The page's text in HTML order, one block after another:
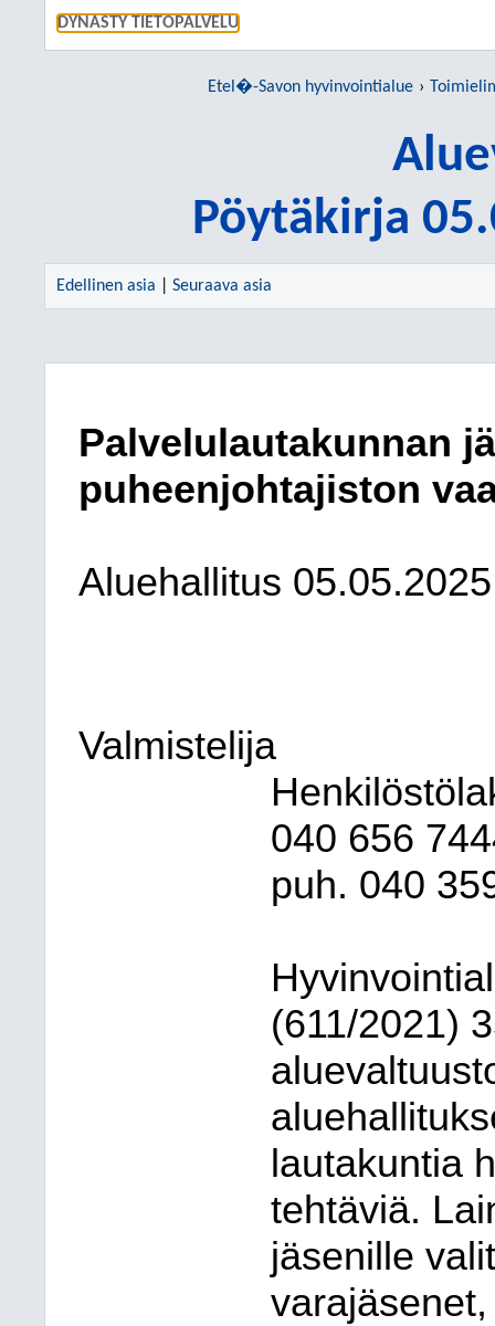
DYNASTY TIETOPALVELU
Etel�-Savon hyvinvointialue
Pöytäkirja
Edellinen asia Seuraava asia
Palvelulautakunnan
puheenjohtajiston
Aluehallitus
Valmistelija
040 656
puh. 040
(611/2021)
lautakuntia
tehtäviä.
jäsenille